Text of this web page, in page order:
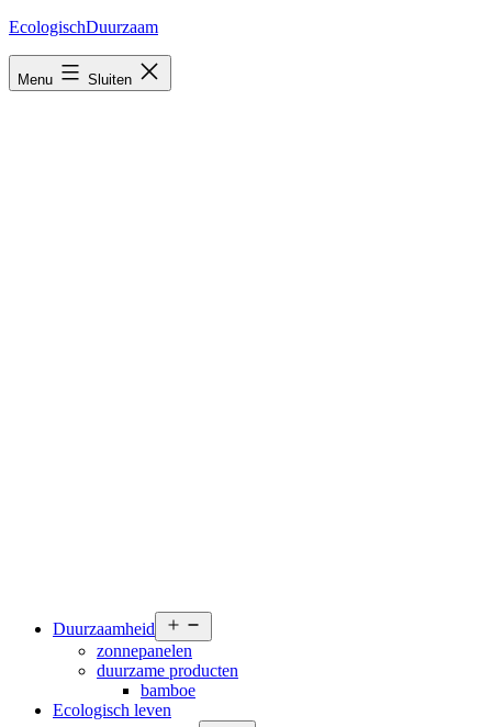
Ga
inhoud
EcologischDuurzaam
Menu Sluiten
Duurzaamheid
menu
zonnepanelen
duurzame producten
bamboe
Ecologisch leven